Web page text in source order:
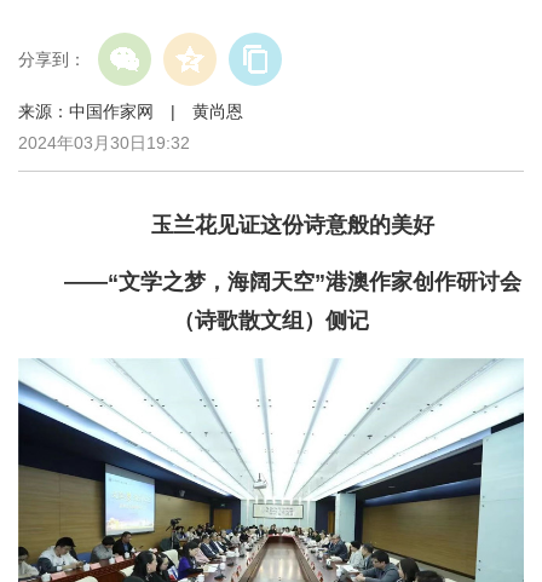
分享到：
来源：中国作家网 | 黄尚恩
2024年03月30日19:32
玉兰花见证这份诗意般的美好
——“文学之梦，海阔天空”港澳作家创作研讨会
（诗歌散文组）侧记